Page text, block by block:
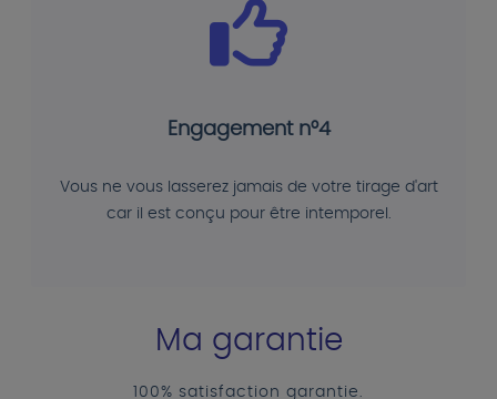
Engagement n°4
Vous ne vous lasserez jamais de votre tirage d'art
car il est conçu pour être intemporel.
Ma garantie
100% satisfaction garantie.